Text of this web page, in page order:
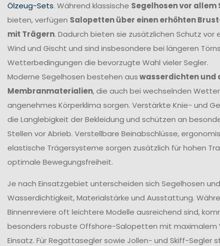
Ölzeug-Sets. Während klassische Segelhosen vor allem
bieten, verfügen Salopetten über einen erhöhten
mit Trägern. Dadurch bieten sie zusätzlichen Schutz vor
Wind und Gischt und sind insbesondere bei längeren
Wetterbedingungen die bevorzugte Wahl vieler Segler.
Moderne Segelhosen bestehen auswasserdichten und
Membranmaterialien, die auch bei wechselnden
angenehmes Körperklima sorgen. Verstärkte Knie- und
die Langlebigkeit der Bekleidung und schützen an
Stellen vor Abrieb. Verstellbare Beinabschlüsse,
elastische Trägersysteme sorgen zusätzlich für hohen
optimale Bewegungsfreiheit.
Je nach Einsatzgebiet unterscheiden sich Segelhosen
Wasserdichtigkeit, Materialstärke und Ausstattung.
Binnenreviere oft leichtere Modelle ausreichend sind,
besonders robuste Offshore-Salopetten mit
Einsatz. Für Regattasegler sowie Jollen- und Skiff-Segler